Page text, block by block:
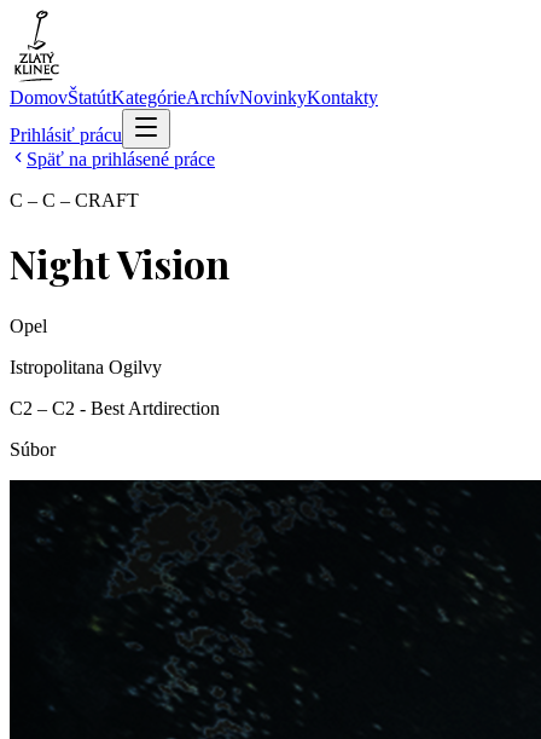
DomovŠtatútKategórieArchívNovinkyKontakty
Prihlásiť prácu
Späť na prihlásené práce
C – C – CRAFT
Night Vision
Opel
Istropolitana Ogilvy
C2 – C2 - Best Artdirection
Súbor